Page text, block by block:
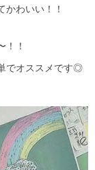
かわいい！！
！！
でオススメです◎